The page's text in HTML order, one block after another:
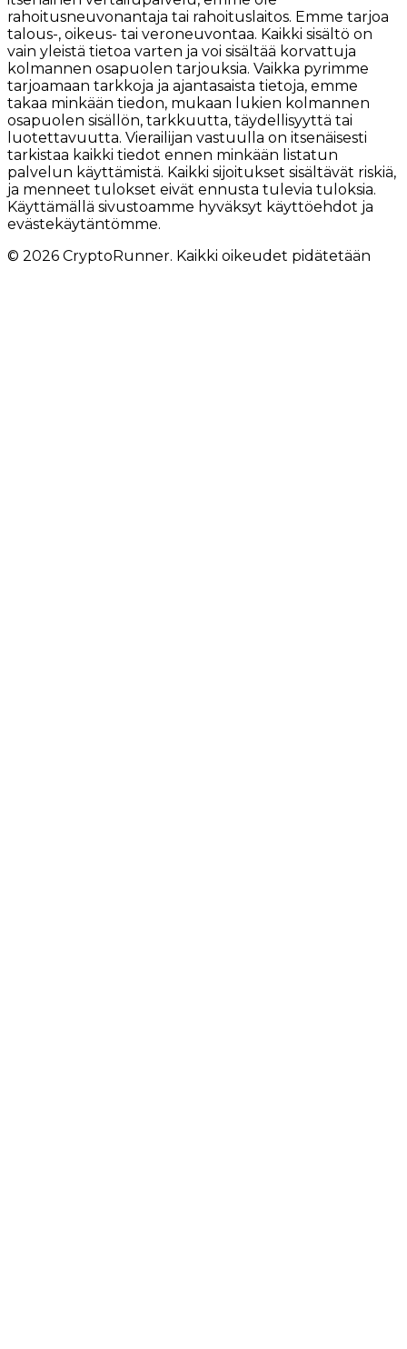
rahoitusneuvonantaja tai rahoituslaitos. Emme tarjoa
talous-, oikeus- tai veroneuvontaa. Kaikki sisältö on
vain yleistä tietoa varten ja voi sisältää korvattuja
kolmannen osapuolen tarjouksia. Vaikka pyrimme
tarjoamaan tarkkoja ja ajantasaista tietoja, emme
takaa minkään tiedon, mukaan lukien kolmannen
osapuolen sisällön, tarkkuutta, täydellisyyttä tai
luotettavuutta. Vierailijan vastuulla on itsenäisesti
tarkistaa kaikki tiedot ennen minkään listatun
palvelun käyttämistä. Kaikki sijoitukset sisältävät riskiä,
ja menneet tulokset eivät ennusta tulevia tuloksia.
Käyttämällä sivustoamme hyväksyt käyttöehdot ja
evästekäytäntömme.
© 2026 CryptoRunner. Kaikki oikeudet pidätetään